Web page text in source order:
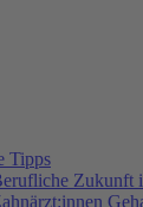
Tipps
Zukunft